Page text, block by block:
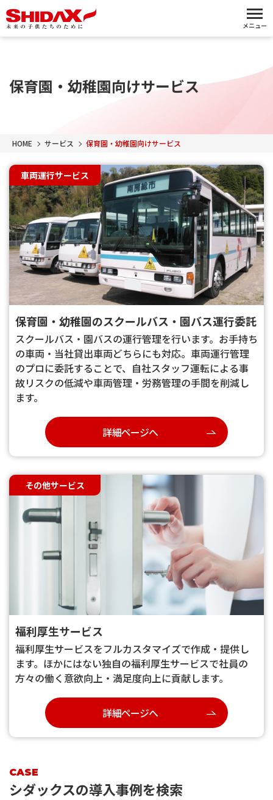
メニュー
保育園・幼稚園向けサービス
HOME サービス 保育園・幼稚園向けサービス
車両運行サービス
保育園・幼稚園のスクールバス・園バス運行委託
スクールバス・園バスの運行管理を行います。お手持ち
の車両・当社貸出車両どちらにも対応。車両運行管理
のプロに委託することで、自社スタッフ運転による事
故リスクの低減や車両管理・労務管理の手間を削減し
ます。
詳細ページへ
その他サービス
福利厚生サービス
福利厚生サービスをフルカスタマイズで作成・提供し
ます。ほかにはない独自の福利厚生サービスで社員の
方々の働く意欲向上・満足度向上に貢献します。
詳細ページへ
CASE
シダックスの導入事例を検索